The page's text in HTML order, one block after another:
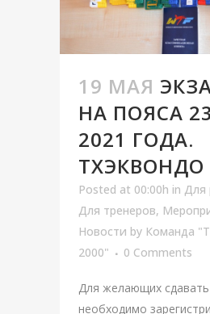
19 МАЯ
НА ПОЯСА
2021 ГОДА.
ТХЭКВОНДО
Posted at 00:00h in Для
Для тренеров,
Новости by Команда
2000"
0 Comments
Для желающих сдавать
необходимо